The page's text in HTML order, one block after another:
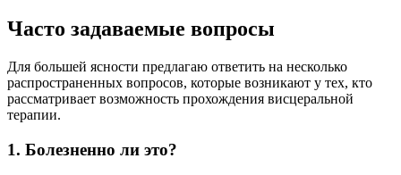
Часто задаваемые вопросы
Для большей ясности предлагаю ответить на несколько
распространенных вопросов, которые возникают у тех, кто
рассматривает возможность прохождения висцеральной
терапии.
1. Болезненно ли это?